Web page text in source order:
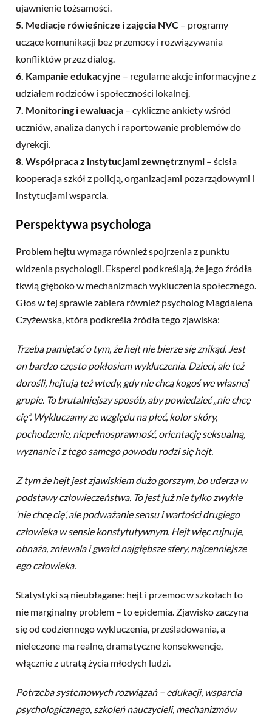
ujawnienie tożsamości.
5. Mediacje rówieśnicze i zajęcia NVC – programy
uczące komunikacji bez przemocy i rozwiązywania
konfliktów przez dialog.
6. Kampanie edukacyjne – regularne akcje informacyjne z
udziałem rodziców i społeczności lokalnej.
7. Monitoring i ewaluacja – cykliczne ankiety wśród
uczniów, analiza danych i raportowanie problemów do
dyrekcji.
8. Współpraca z instytucjami zewnętrznymi – ścisła
kooperacja szkół z policją, organizacjami pozarządowymi i
instytucjami wsparcia.
Perspektywa psychologa
Problem hejtu wymaga również spojrzenia z punktu
widzenia psychologii. Eksperci podkreślają, że jego źródła
tkwią głęboko w mechanizmach wykluczenia społecznego.
Głos w tej sprawie zabiera również psycholog Magdalena
Czyżewska, która podkreśla źródła tego zjawiska:
Trzeba pamiętać o tym, że hejt nie bierze się znikąd. Jest
on bardzo często pokłosiem wykluczenia. Dzieci, ale też
dorośli, hejtują też wtedy, gdy nie chcą kogoś we własnej
grupie. To brutalniejszy sposób, aby powiedzieć „nie chcę
cię”. Wykluczamy ze względu na płeć, kolor skóry,
pochodzenie, niepełnosprawność, orientację seksualną,
wyznanie i z tego samego powodu rodzi się hejt.
Z tym że hejt jest zjawiskiem dużo gorszym, bo uderza w
podstawy człowieczeństwa. To jest już nie tylko zwykłe
‘nie chcę cię’, ale podważanie sensu i wartości drugiego
człowieka w sensie konstytutywnym. Hejt więc rujnuje,
obnaża, zniewala i gwałci najgłębsze sfery, najcenniejsze
ego człowieka.
Statystyki są nieubłagane: hejt i przemoc w szkołach to
nie marginalny problem – to epidemia. Zjawisko zaczyna
się od codziennego wykluczenia, prześladowania, a
nieleczone ma realne, dramatyczne konsekwencje,
włącznie z utratą życia młodych ludzi.
Potrzeba systemowych rozwiązań – edukacji, wsparcia
psychologicznego, szkoleń nauczycieli, mechanizmów